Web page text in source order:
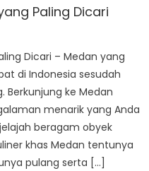
Paling Dicari
Dicari – Medan yang
di Indonesia sesudah
Berkunjung ke Medan
menarik yang Anda
beragam obyek
khas Medan tentunya
pulang serta […]